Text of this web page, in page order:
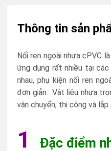
Thông tin sản
Nối ren ngoài nhựa cPVC là
ứng dụng rất nhiều tại
nhau, phụ kiện nối ren
đơn giản. Vật liệu nhựa
vận chuyển, thi công và lắp
1 Đặc điểm